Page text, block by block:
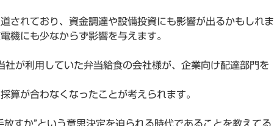
されており、資金調達や設備投資にも影響が出るかもしれま
機にも少なからず影響を与えます。
が利用していた弁当給食の会社様が、企業向け配達部門を
算が合わなくなったことが考えられます。
すか”という意思決定を迫られる時代であることを教えてる